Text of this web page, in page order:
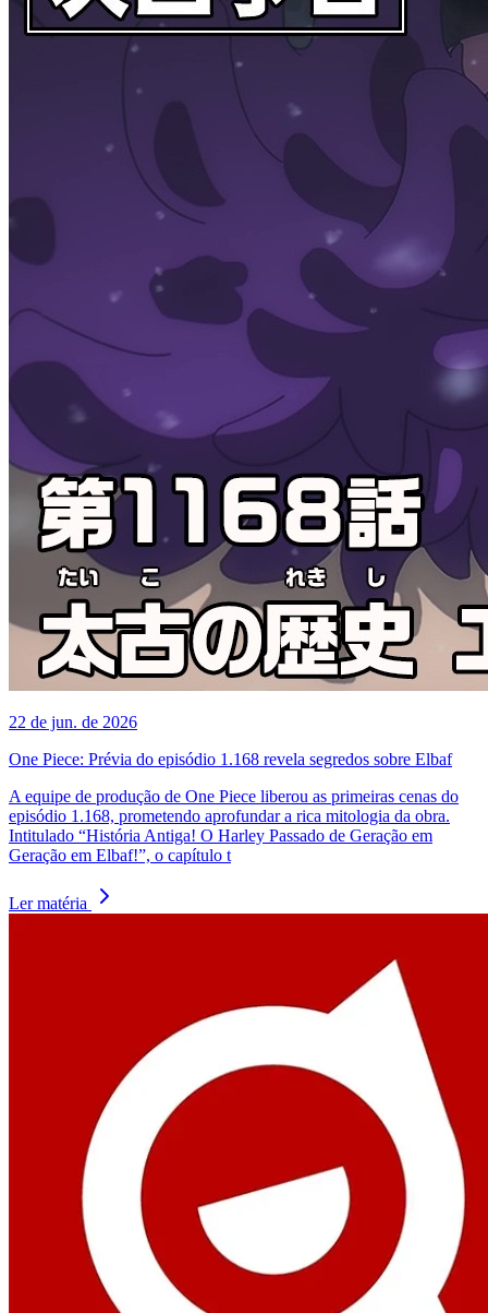
22 de jun. de 2026
One Piece: Prévia do episódio 1.168 revela segredos sobre Elbaf
A equipe de produção de One Piece liberou as primeiras cenas do
episódio 1.168, prometendo aprofundar a rica mitologia da obra.
Intitulado “História Antiga! O Harley Passado de Geração em
Geração em Elbaf!”, o capítulo t
Ler matéria